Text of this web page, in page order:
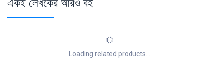
Loading related products...